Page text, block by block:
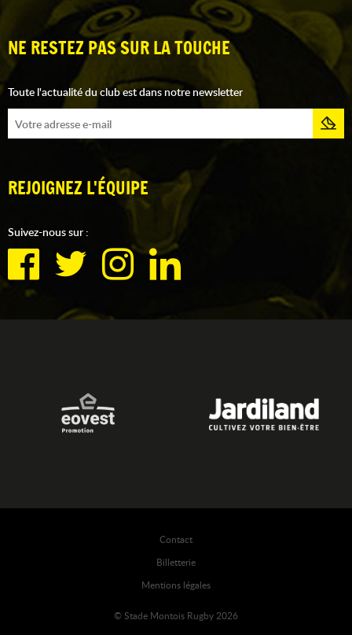
NE RESTEZ PAS SUR LA TOUCHE
Toute l'actualité du club est dans notre newsletter
REJOIGNEZ L'ÉQUIPE
Suivez-nous sur :
Contact
Billetterie
Mentions légales
© Stade Montois Rugby 2026